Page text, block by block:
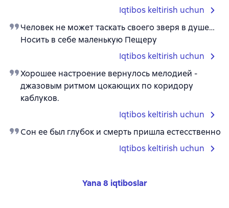
Iqtibos keltirish uchun
Человек не может таскать своего зверя в душе…
Носить в себе маленькую Пещеру
Iqtibos keltirish uchun
Хорошее настроение вернулось мелодией -
джазовым ритмом цокающих по коридору
каблуков.
Iqtibos keltirish uchun
Сон ее был глубок и смерть пришла естесственно
Iqtibos keltirish uchun
Yana 8 iqtiboslar